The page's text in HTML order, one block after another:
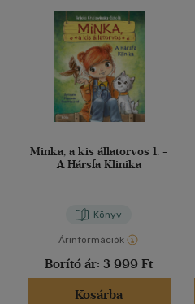
Minka, a kis állatorvos 1. -
A Hársfa Klinika
Könyv
Árinformációk
Borító ár: 3 999 Ft
Kosárba